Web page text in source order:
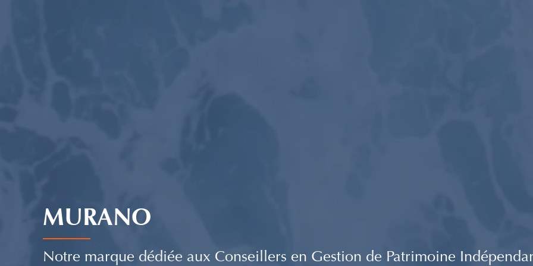
MURANO
Notre marque dédiée aux Conseillers en Gestion de Patrimoine